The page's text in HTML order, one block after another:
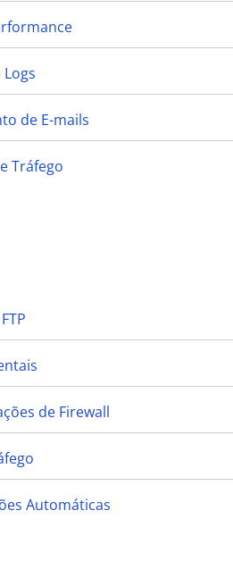
de E-mails
Tráfego
de Firewall
Automáticas